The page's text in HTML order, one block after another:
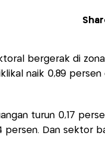
bergerak di
naik 0,89
turun 0,17
Dan sektor